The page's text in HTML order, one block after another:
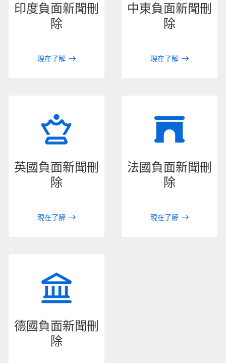
印度負面新聞刪
除
現在了解
中東負面新聞刪
除
現在了解
英國負面新聞刪
除
現在了解
法國負面新聞刪
除
現在了解
德國負面新聞刪
除